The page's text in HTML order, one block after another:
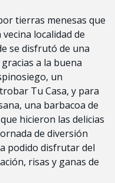
tierras menesas que
localidad de
se disfrutó de una
a la buena
un
Tu Casa, y para
una barbacoa de
hicieron las delicias
de diversión
podido disfrutar del
risas y ganas de